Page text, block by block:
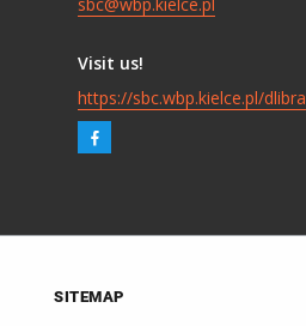
sbc@wbp.kielce.pl
Visit us!
https://sbc.wbp.kielce.pl/dlibra
SITEMAP